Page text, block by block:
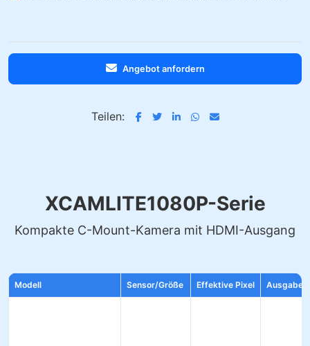
Angebot anfordern
Teilen:
XCAMLITE1080P-Serie
Kompakte C-Mount-Kamera mit HDMI-Ausgang
Modell Sensor/Größe Effektive Pixel